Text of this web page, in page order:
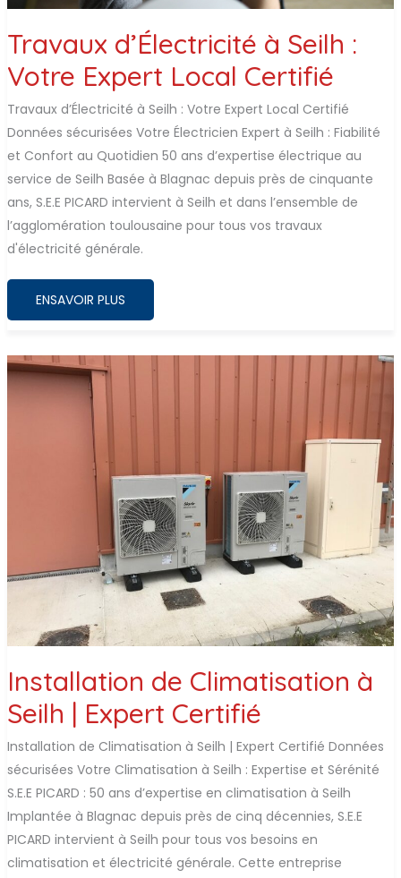
Travaux d’Électricité à Seilh :
Votre Expert Local Certifié
Travaux d’Électricité à Seilh : Votre Expert Local Certifié
Données sécurisées Votre Électricien Expert à Seilh : Fiabilité
et Confort au Quotidien 50 ans d’expertise électrique au
service de Seilh Basée à Blagnac depuis près de cinquante
ans, S.E.E PICARD intervient à Seilh et dans l’ensemble de
l’agglomération toulousaine pour tous vos travaux
d'électricité générale.
TRAVAUX
À
VOTRE
EXPERT
LOCAL
CERTIFIÉ
ENSAVOIR PLUS
Installation de Climatisation à
Seilh | Expert Certifié
Installation de Climatisation à Seilh | Expert Certifié Données
sécurisées Votre Climatisation à Seilh : Expertise et Sérénité
S.E.E PICARD : 50 ans d’expertise en climatisation à Seilh
Implantée à Blagnac depuis près de cinq décennies, S.E.E
PICARD intervient à Seilh pour tous vos besoins en
climatisation et électricité générale. Cette entreprise